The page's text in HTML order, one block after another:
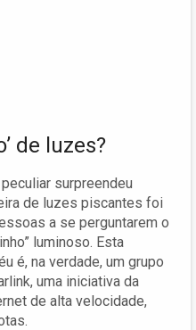
de luzes?
surpreendeu
de luzes piscantes foi
a se perguntarem o
luminoso. Esta
é, na verdade, um grupo
uma iniciativa da
de alta velocidade,